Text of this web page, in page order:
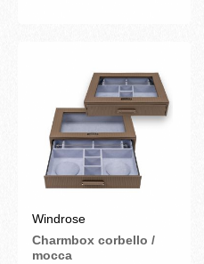
Windrose
Charmbox corbello /
mocca